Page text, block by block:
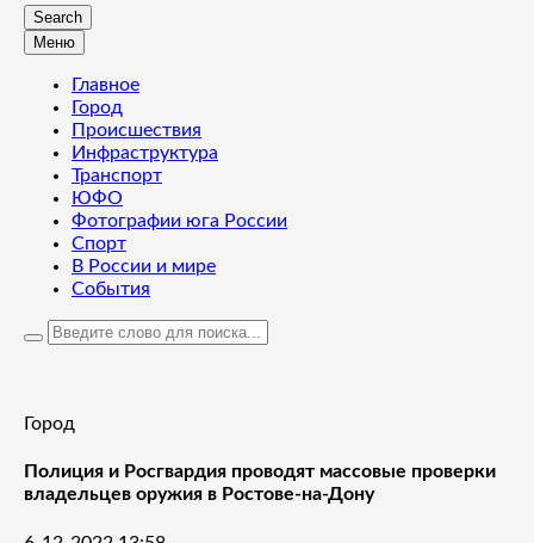
Search
Меню
Главное
Город
Происшествия
Инфраструктура
Транспорт
ЮФО
Фотографии юга России
Спорт
В России и мире
События
Город
Полиция и Росгвардия проводят массовые проверки
владельцев оружия в Ростове-на-Дону